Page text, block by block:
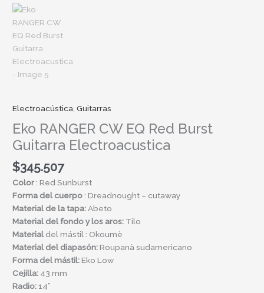
Electroacústica,Guitarras
Eko RANGER CW EQ Red Burst
Guitarra Electroacustica
$345.507
Color: Red Sunburst
Forma del cuerpo: Dreadnought – cutaway
Material de la tapa: Abeto
Material del fondo y los aros: Tilo
Material del mástil : Okoumè
Material del diapasón:Roupanà sudamericano
Forma del mástil:Eko Low
Cejilla: 43 mm
Radio:14”
cantidad